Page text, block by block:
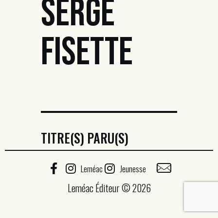
SERGE
FISETTE
TITRE(S) PARU(S)
Leméac Jeunesse
Leméac Éditeur © 2026